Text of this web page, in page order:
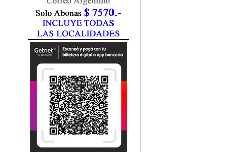
Geriatría
Ginecología / Obstetricia
Hematología
Histología
Homeopatía
Infectología
Inmunología
Instrumentación Quirurgica
Medicina del Deporte / Rehabilitación
Medicina Emergencias / Urgencias
Medicina Forense / Legal
Medicina General